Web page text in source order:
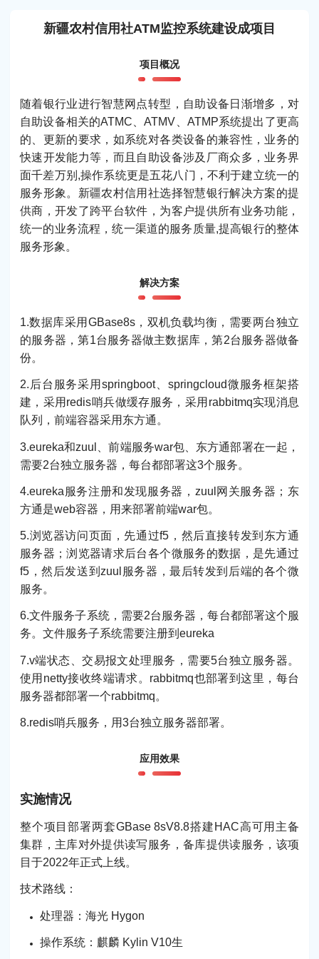
新疆农村信用社ATM监控系统建设成项目
项目概况
随着银行业进行智慧网点转型，自助设备日渐增多，对
自助设备相关的ATMC、ATMV、ATMP系统提出了更高
的、更新的要求，如系统对各类设备的兼容性，业务的
快速开发能力等，而且自助设备涉及厂商众多，业务界
面千差万别,操作系统更是五花八门，不利于建立统一的
服务形象。新疆农村信用社选择智慧银行解决方案的提
供商，开发了跨平台软件，为客户提供所有业务功能，
统一的业务流程，统一渠道的服务质量,提高银行的整体
服务形象。
解决方案
1.数据库采用GBase8s，双机负载均衡，需要两台独立
的服务器，第1台服务器做主数据库，第2台服务器做备
份。
2.后台服务采用springboot、springcloud微服务框架搭
建，采用redis哨兵做缓存服务，采用rabbitmq实现消息
队列，前端容器采用东方通。
3.eureka和zuul、前端服务war包、东方通部署在一起，
需要2台独立服务器，每台都部署这3个服务。
4.eureka服务注册和发现服务器，zuul网关服务器；东
方通是web容器，用来部署前端war包。
5.浏览器访问页面，先通过f5，然后直接转发到东方通
服务器；浏览器请求后台各个微服务的数据，是先通过
f5，然后发送到zuul服务器，最后转发到后端的各个微
服务。
6.文件服务子系统，需要2台服务器，每台都部署这个服
务。文件服务子系统需要注册到eureka
7.v端状态、交易报文处理服务，需要5台独立服务器。
使用netty接收终端请求。rabbitmq也部署到这里，每台
服务器都部署一个rabbitmq。
8.redis哨兵服务，用3台独立服务器部署。
应用效果
实施情况
整个项目部署两套GBase 8sV8.8搭建HAC高可用主备
集群，主库对外提供读写服务，备库提供读服务，该项
目于2022年正式上线。
技术路线：
处理器：海光 Hygon
操作系统：麒麟 Kylin V10生